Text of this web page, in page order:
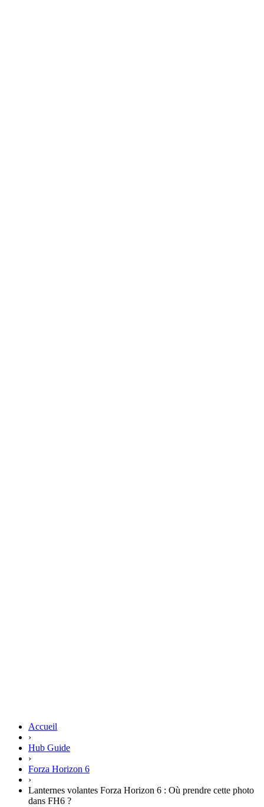
Accueil
›
Hub Guide
›
Forza Horizon 6
›
Lanternes volantes Forza Horizon 6 : Où prendre cette photo
dans FH6 ?